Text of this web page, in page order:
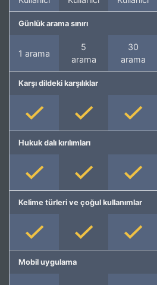
Günlük arama sınırı
1 arama
5
arama
30
arama
Karşı dildeki karşılıklar
Hukuk dalı kırılımları
Kelime türleri ve çoğul kullanımlar
Mobil uygulama